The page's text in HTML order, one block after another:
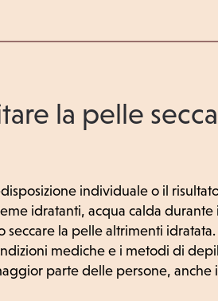
la pelle
individuale o il
idratanti, acqua calda
la pelle altrimenti
mediche e i metodi di
parte delle persone,